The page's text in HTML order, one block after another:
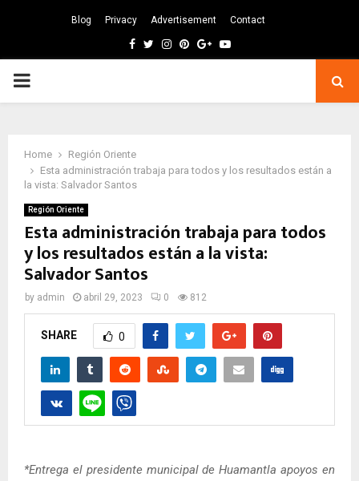
Blog Privacy Advertisement Contact
Facebook
TwitterInstagram
Pinterest
GoogleYoutube
PRIMARY
Home
Región Oriente
Esta administración trabaja para todos y los resultados están a
la vista: Salvador Santos
Región Oriente
Esta administración trabaja para todos
y los resultados están a la vista:
Salvador Santos
by admin abril 29, 2023 0 812
SHARE 0
*Entrega el presidente municipal de Huamantla apoyos en